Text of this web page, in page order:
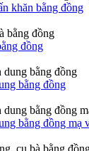
khăn bằng đồng
đồng
bằng đồng
bằng đồng mạ